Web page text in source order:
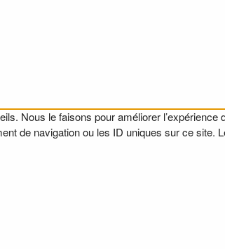
Nous le faisons pour améliorer l’expérience
de navigation ou les ID uniques sur ce site.